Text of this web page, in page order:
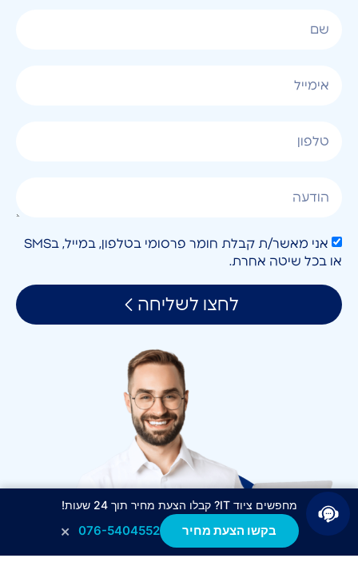
אני מאשר/ת קבלת חומר פרסומי בטלפון, במייל, בSMS
או בכל שיטה אחרת.
לחצו לשליחה
מחפשים ציוד IT? קבלו הצעת מחיר תוך 24 שעות!
בקשו הצעת מחיר 076-5404552
×